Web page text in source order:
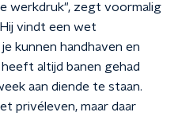
werkdruk", zegt voormalig
vindt een wet
kunnen handhaven en
altijd banen gehad
aan diende te staan.
privéleven, maar daar